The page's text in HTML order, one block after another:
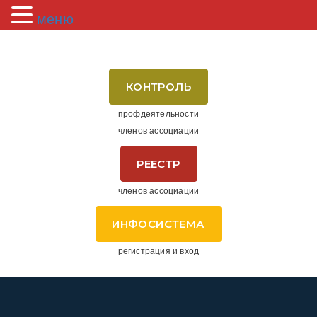
КОНТРОЛЬ
профдеятельности
членов ассоциации
РЕЕСТР
членов ассоциации
ИНФОСИСТЕМА
регистрация и вход
меню